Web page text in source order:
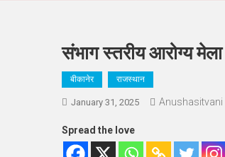
संभाग स्तरीय आरोग्य
बीकानेर राजस्थान
January 31, 2025 Anushasitvani
Spread the love